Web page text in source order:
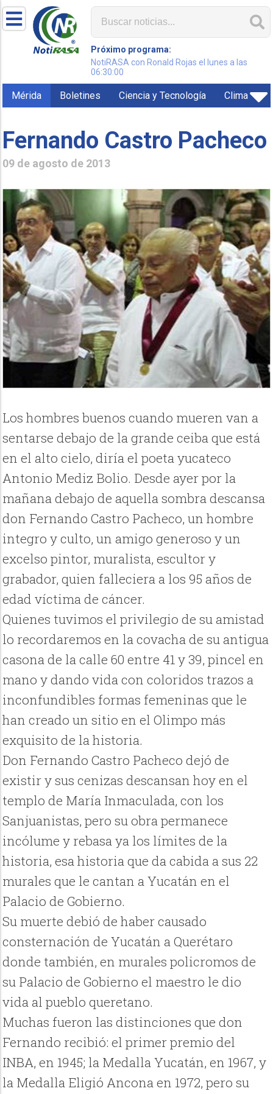
Próximo programa:
NotiRASA con Ronald Rojas el lunes a las
06:30:00
Mérida Boletines Ciencia y Tecnología Clima
Fernando Castro Pacheco
09 de agosto de 2013
Los hombres buenos cuando mueren van a
sentarse debajo de la grande ceiba que está
en el alto cielo, diría el poeta yucateco
Antonio Mediz Bolio. Desde ayer por la
mañana debajo de aquella sombra descansa
don Fernando Castro Pacheco, un hombre
integro y culto, un amigo generoso y un
excelso pintor, muralista, escultor y
grabador, quien falleciera a los 95 años de
edad víctima de cáncer.
Quienes tuvimos el privilegio de su amistad
lo recordaremos en la covacha de su antigua
casona de la calle 60 entre 41 y 39, pincel en
mano y dando vida con coloridos trazos a
inconfundibles formas femeninas que le
han creado un sitio en el Olimpo más
exquisito de la historia.
Don Fernando Castro Pacheco dejó de
existir y sus cenizas descansan hoy en el
templo de María Inmaculada, con los
Sanjuanistas, pero su obra permanece
incólume y rebasa ya los límites de la
historia, esa historia que da cabida a sus 22
murales que le cantan a Yucatán en el
Palacio de Gobierno.
Su muerte debió de haber causado
consternación de Yucatán a Querétaro
donde también, en murales policromos de
su Palacio de Gobierno el maestro le dio
vida al pueblo queretano.
Muchas fueron las distinciones que don
Fernando recibió: el primer premio del
INBA, en 1945; la Medalla Yucatán, en 1967, y
la Medalla Eligió Ancona en 1972, pero su